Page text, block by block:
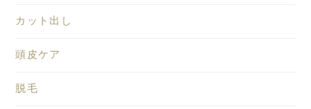
カット出し
頭皮ケア
脱毛